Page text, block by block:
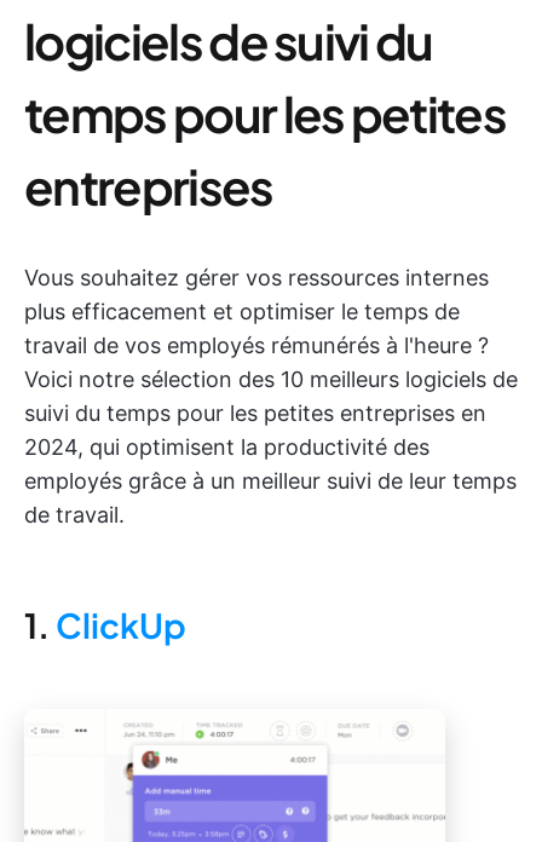
logiciels de suivi du
temps pour les petites
entreprises
Vous souhaitez gérer vos ressources internes
plus efficacement et optimiser le temps de
travail de vos employés rémunérés à l'heure ?
Voici notre sélection des 10 meilleurs logiciels de
suivi du temps pour les petites entreprises en
2024, qui optimisent la productivité des
employés grâce à un meilleur suivi de leur temps
de travail.
1. ClickUp